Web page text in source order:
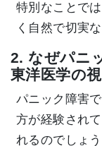
特別なことで
く自然で切実
2. なぜパニ
東洋医学の
パニック障害
方が経験され
れるのでしょ